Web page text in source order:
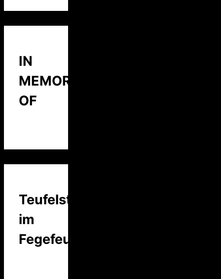
IN
MEMORY
OF
Teufelstalk
im
Fegefeuer